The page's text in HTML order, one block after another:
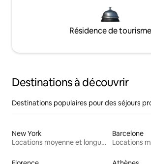
Résidence de tourisme
Destinations à découvrir
Destinations populaires pour des séjours
New York
Locations moyenne et longue durée
Barcelone